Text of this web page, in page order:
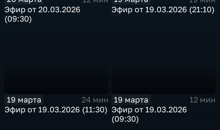
Эфир от 20.03.2026
(09:30)
Эфир от 19.03.2026 (21:10)
19 марта
24 мин
Эфир от 19.03.2026 (11:30)
19 марта
12 мин
Эфир от 19.03.2026
(09:30)